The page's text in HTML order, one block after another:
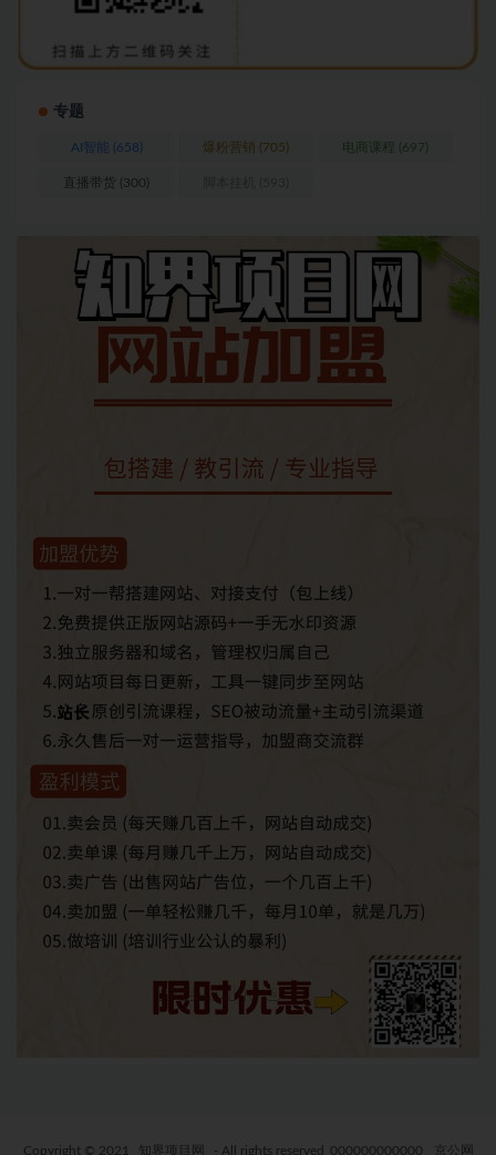
专题
AI智能 (658) 爆粉营销 (705) 电商课程 (697)
直播带货 (300)
Copyright © 2021 知界项目网 - All rights reserved 000000000000 京公网